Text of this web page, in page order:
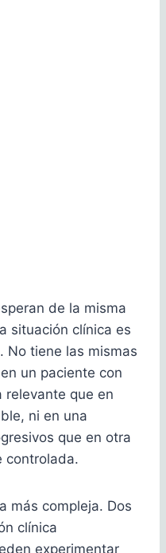
de la misma
situación clínica es
No tiene las mismas
un paciente con
relevante que en
ni en una
que en otra
controlada.
más compleja. Dos
clínica
experimentar